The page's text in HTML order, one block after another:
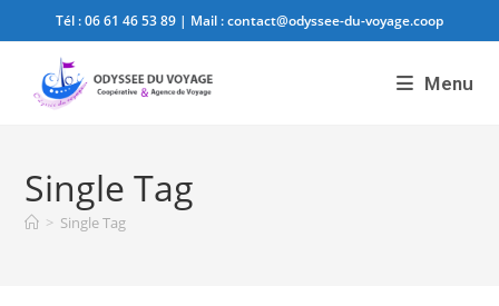
Tél :06 61 46 53 89 | Mail :contact@odyssee-du-voyage.coop
Menu
Single Tag
> Single Tag